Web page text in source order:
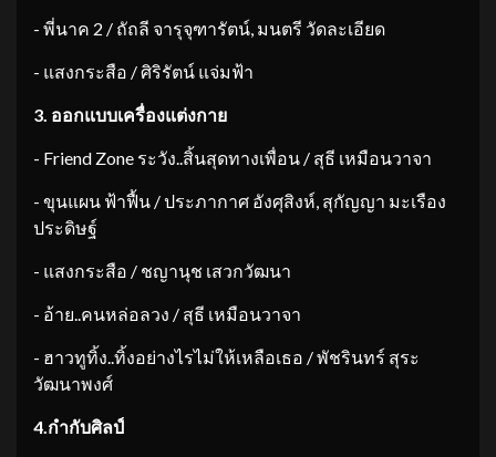
​- พี่นาค 2 / ถัถลี จารุจุฑารัตน์, มนตรี วัดละเอียด
​- แสงกระสือ / ศิริรัตน์ แจ่มฟ้า
3. ออกแบบเครื่องแต่งกาย
​- Friend Zone ระวัง..สิ้นสุดทางเพื่อน / สุธี เหมือนวาจา
​- ขุนแผน ฟ้าฟื้น / ประภากาศ อังศุสิงห์, สุกัญญา มะเรือง
ประดิษฐ์
​- แสงกระสือ / ชญานุช เสวกวัฒนา
​- อ้าย..คนหล่อลวง / สุธี เหมือนวาจา
​- ฮาวทูทิ้ง..ทิ้งอย่างไรไม่ให้เหลือเธอ / พัชรินทร์ สุระ
วัฒนาพงศ์
4. กำกับศิลป์